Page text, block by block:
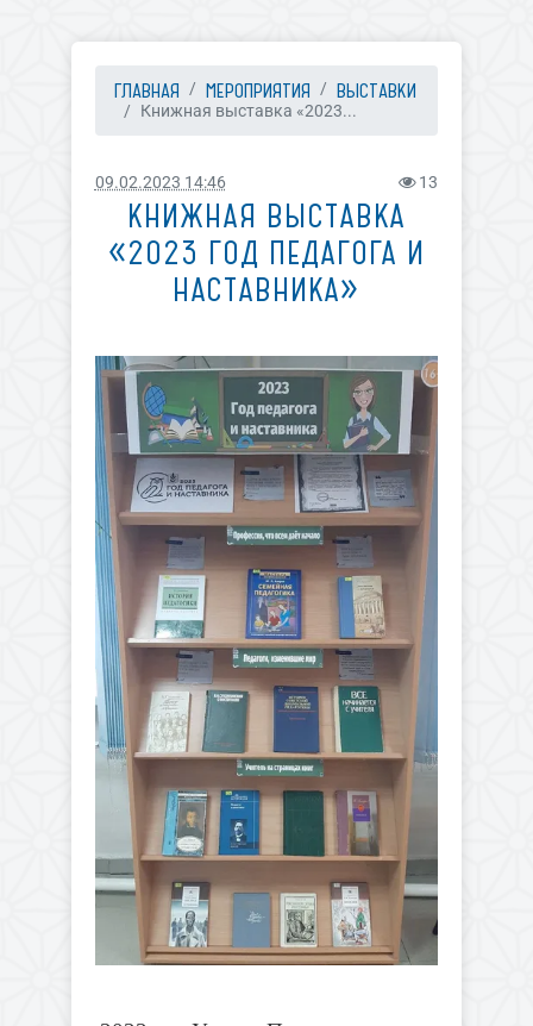
ГЛАВНАЯ МЕРОПРИЯТИЯ ВЫСТАВКИ
Книжная выставка «2023...
09.02.2023 14:46 13
КНИЖНАЯ ВЫСТАВКА
«2023 ГОД ПЕДАГОГА И
НАСТАВНИКА»